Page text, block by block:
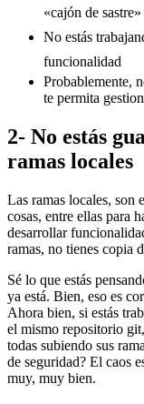
«cajón de
No estás
funcionalidad
Probablemente,
te permita
2- No estás
ramas locales
Las ramas locales, son
cosas, entre ellas para
desarrollar
ramas, no tienes copia
Sé lo que estás
ya está. Bien, eso es
Ahora bien, si estás
el mismo repositorio
todas subiendo sus
de seguridad? El caos
muy, muy bien.